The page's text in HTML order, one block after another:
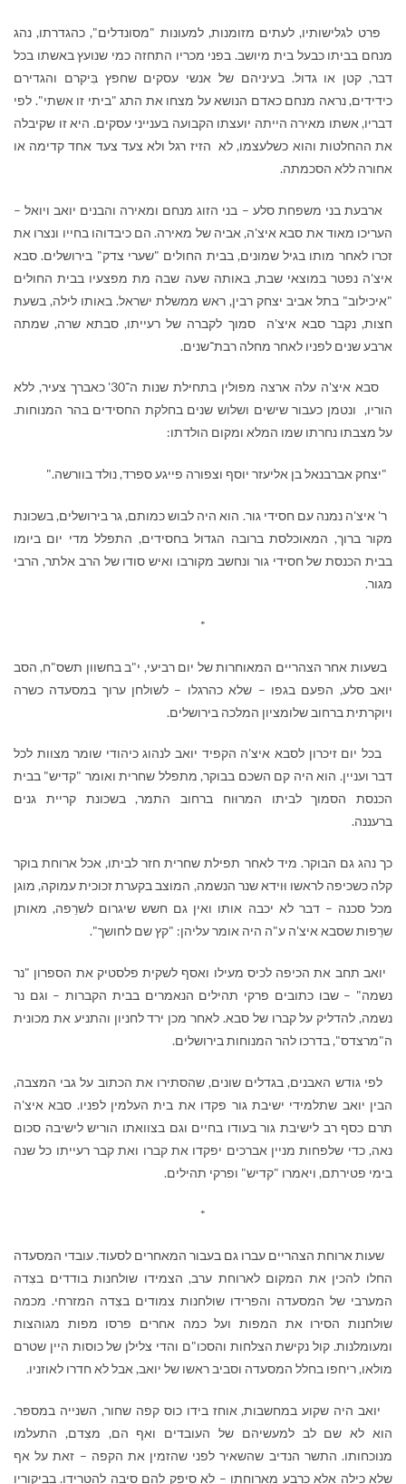
פרט לגלישותיו, לעתים מזומנות, למעונות "מסונדלים", כהגדרתו, נהג
מנחם בביתו כבעל בית מיושב. בפני מכריו התחזה כמי שנועץ באשתו בכל
דבר, קטן או גדול. בעיניהם של אנשי עסקים שחפץ בִּיקרם והגדירם
כידידים, נראה מנחם כאדם הנושא על מצחו את התג "ביתי זו אשתי". לפי
דבריו, אשתו מאירה הייתה יועצתו הקבועה בענייני עסקים. היא זו שקיבלה
את ההחלטות והוא כשלעצמו, לא הזיז רגל ולא צעד צעד אחד קדימה או
אחורה ללא הסכמתה.
ארבעת בני משפחת סלע – בני הזוג מנחם ומאירה והבנים יואב ויואל –
העריכו מאוד את סבא איצ'ה, אביה של מאירה. הם כיבדוהו בחייו ונצרו את
זכרו לאחר מותו בגיל שמונים, בבית החולים "שערי צדק" בירושלים. סבא
איצ'ה נפטר במוצאי שבת, באותה שעה שבה מת מפצעיו בבית החולים
"איכילוב" בתל אביב יצחק רבין, ראש ממשלת ישראל. באותו לילה, בשעת
חצות, נקבר סבא איצ'ה סמוך לקברה של רעייתו, סבתא שרה, שמתה
ארבע שנים לפניו לאחר מחלה רבת־שנים.
סבא איצ'ה עלה ארצה מפולין בתחילת שנות ה־30' כאברך צעיר, ללא
הוריו, ונטמן כעבור שישים ושלוש שנים בחלקת החסידים בהר המנוחות.
על מצבתו נחרתו שמו המלא ומקום הולדתו:
"יצחק אברבנאל בן אליעזר יוסף וצפורה פייגע ספרד, נולד בוורשה."
ר' איצ'ה נמנה עם חסידי גור. הוא היה לבוש כמותם, גר בירושלים, בשכונת
מקור ברוך, המאוכלסת ברובה הגדול בחסידים, התפלל מדי יום ביומו
בבית הכנסת של חסידי גור ונחשב מקורבו ואיש סודו של הרב אלתר, הרבי
מגור.
*
בשעות אחר הצהריים המאוחרות של יום רביעי, י"ב בחשוון תשס"ח, הסב
יואב סלע, הפעם בגפו – שלא כהרגלו – לשולחן ערוך במסעדה כשרה
ויוקרתית ברחוב שלומציון המלכה בירושלים.
בכל יום זיכרון לסבא איצ'ה הקפיד יואב לנהוג כיהודי שומר מצוות לכל
דבר ועניין. הוא היה קם השכם בבוקר, מתפלל שחרית ואומר "קדיש" בבית
הכנסת הסמוך לביתו המרוּוח ברחוב התמר, בשכונת קריית גנים
ברעננה.
כך נהג גם הבוקר. מיד לאחר תפילת שחרית חזר לביתו, אכל ארוחת בוקר
קלה כשכיפה לראשו וּוידא שנר הנשמה, המוצב בקערת זכוכית עמוקה, מוגן
מכל סכנה – דבר לא יכבה אותו ואין גם חשש שיגרום לשרֵפה, מאותן
שרֵפות שסבא איצ'ה ע"ה היה אומר עליהן: "קץ שם לחושך".
יואב תחב את הכיפה לכיס מעילו ואסף לשקית פלסטיק את הספרון "נר
נשמה" – שבו כתובים פרקי תהילים הנאמרים בבית הקברות – וגם נר
נשמה, להדליק על קברו של סבא. לאחר מכן ירד לחניון והתניע את מכונית
ה"מרצדס", בדרכו להר המנוחות בירושלים.
לפי גודש האבנים, בגדלים שונים, שהסתירו את הכתוב על גבי המצבה,
הבין יואב שתלמידי ישיבת גור פקדו את בית העלמין לפניו. סבא איצ'ה
תרם כסף רב לישיבת גור בעודו בחיים וגם בצוואתו הוריש לישיבה סכום
נאה, כדי שלפחות מניין אברכים יפקדו את קברו ואת קבר רעייתו כל שנה
בימי פטירתם, ויאמרו "קדיש" ופרקי תהילים.
*
שעות ארוחת הצהריים עברו גם בעבור המאחרים לסעוד. עובדי המסעדה
החלו להכין את המקום לארוחת ערב, הצמידו שולחנות בודדים בצִדה
המערבי של המסעדה והפרידו שולחנות צמודים בצִדה המזרחי. מכמה
שולחנות הסירו את המפות ועל כמה אחרים פרסו מפות מגוהצות
ומעומלנות. קול נקישת הצלחות והסכו"ם והדי צלילן של כוסות היין שטרם
מולאו, ריחפו בחלל המסעדה וסביב ראשו של יואב, אבל לא חדרו לאוזניו.
יואב היה שקוע במחשבות, אוחז בידו כוס קפה שחור, השנייה במספר.
הוא לא שם לב למעשיהם של העובדים ואף הם, מצִדם, התעלמו
מנוכחותו. התשר הנדיב שהשאיר לפני שהזמין את הקפה – זאת על אף
שלא כילה אלא כרבע מארוחתו – לא סיפק להם סיבה להטרידו. בביקוריו